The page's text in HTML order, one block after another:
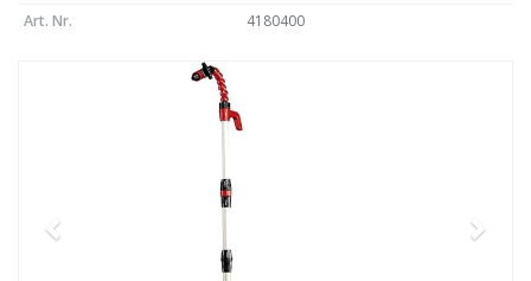
Art. Nr.
4180400